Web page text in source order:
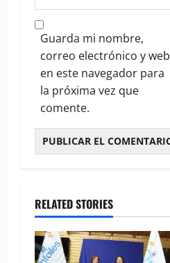
Guarda mi nombre,
correo electrónico y web
en este navegador para
la próxima vez que
comente.
RELATED STORIES